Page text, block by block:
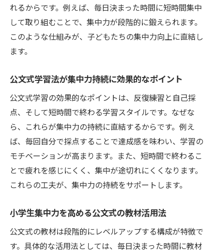
教材の進め方が集中力アップに直結する仕
組み
公文式で達成感と集中力が同時に育つ体験
学年別に見る小学生集中力と公文式効果の
関係
公文式学習が集中力向上に役立つ科学的根
拠
集中力の成長を実感できる公文式の特徴
体幹トレーニングで集中力を高める方法
体幹トレーニングが小学生集中力に効く理
由
力効果
体幹が強くなると学習中の集中力も伸びる
体幹トレーニング教室で小学生集中力アッ
れるからです。例えば、毎日決まった時間に短時間集中
して取り組むことで、集中力が段階的に鍛えられます。
このような仕組みが、子どもたちの集中力向上に直結し
ます。
公文式学習法が集中力持続に効果的なポイント
公文式学習の効果的なポイントは、反復練習と自己採
点、そして短時間で終わる学習スタイルです。なぜな
ら、これらが集中力の持続に直結するからです。例え
ば、毎回自分で採点することで達成感を味わい、学習の
モチベーションが高まります。また、短時間で終わるこ
とで疲れを感じにくく、集中が途切れにくくなります。
これらの工夫が、集中力の持続をサポートします。
小学生集中力を高める公文式の教材活用法
公文式の教材は段階的にレベルアップする構成が特徴で
す。具体的な活用法としては、毎日決まった時間に教材